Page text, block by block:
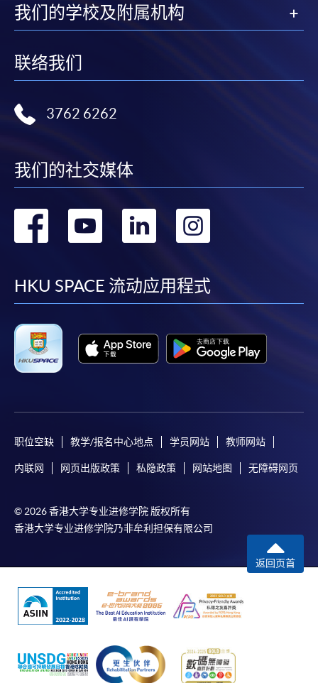
若学员有意申请付款证明书，请把填妥之申请表、贴
上足够邮资的回邮信封、连同划线支票交回本学院。
港大学专业进修学院」。
我们的学校及附属机构
联络我们
3762 6262
我们的社交媒体
转
facebook
转
youtube
转
linkedin
HKU SPACE 流动应用程式
职位空缺 教学/报名中心地点 学员网站 教师网站
内联网 网页出版政策 私隐政策 网站地图 无障碍网页
© 2026 香港大学专业进修学院 版权所有
香港大学专业进修学院乃非牟利担保有限公司
返回页首